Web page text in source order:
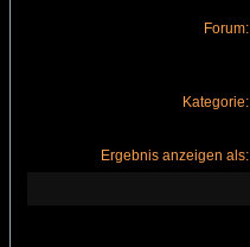
Forum:
Kategorie:
Ergebnis anzeigen als: